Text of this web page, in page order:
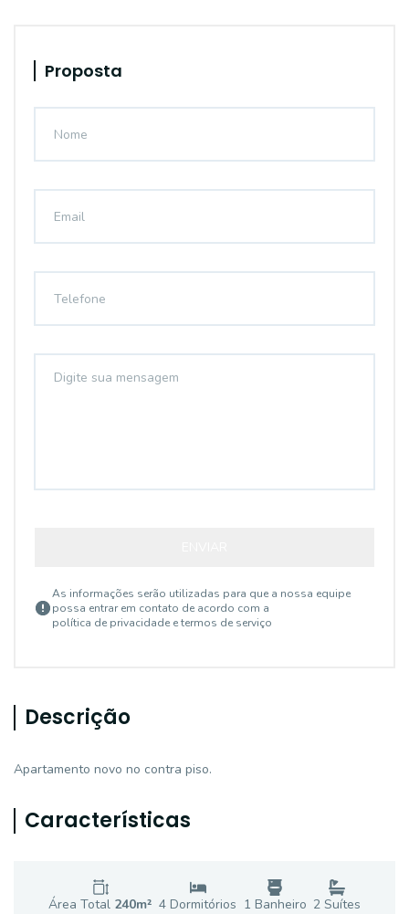
Proposta
As informações serão utilizadas para que a nossa equipe
possa entrar em contato de acordo com a
política de privacidade e termos de serviço
Descrição
Apartamento novo no contra piso.
Características
Área Total 240m² 4 Dormitórios 1 Banheiro 2 Suítes